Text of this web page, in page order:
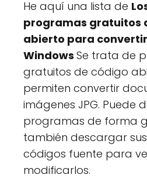
He aquí una lista de
programas gratuitos
abierto para convertir
Windows Se trata de
gratuitos de código
permiten convertir
imágenes JPG. Puede
programas de forma
también descargar
códigos fuente para
modificarlos.